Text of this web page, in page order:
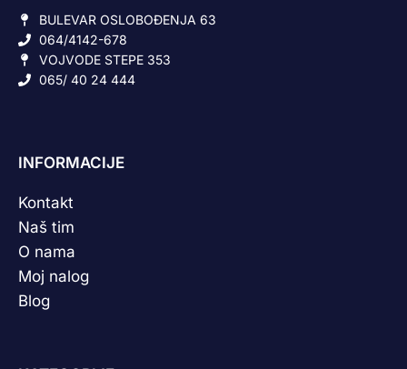
BULEVAR OSLOBOĐENJA 63
064/4142-678
VOJVODE STEPE 353
065/ 40 24 444
INFORMACIJE
Kontakt
Naš tim
O nama
Moj nalog
Blog